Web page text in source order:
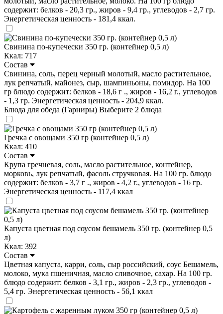
содержит: белков - 20,3 гр., жиров - 9,4 гр., углеводов - 2,7 гр.
Энергетическая ценность - 181,4 ккал.
Свинина по-купечески 350 гр. (контейнер 0,5 л)
Ккал: 717
Состав
Свинина, соль, перец черный молотый, масло растительное,
лук репчатый, майонез, сыр, шампиньоны, помидор. На 100
гр блюдо содержит: белков - 18,6 г ., жиров - 16,2 г., углеводов
- 1,3 гр. Энергетическая ценность - 204,9 ккал.
Блюда для обеда (Гарниры) Выберите 2 блюда
Гречка с овощами 350 гр (контейнер 0,5 л)
Ккал: 410
Состав
Крупа гречневая, соль, масло растительное, контейнер,
морковь, лук репчатый, фасоль стручковая. На 100 гр. блюдо
содержит: белков - 3,7 г ., жиров - 4,2 г., углеводов - 16 гр.
Энергетическая ценность - 117,4 ккал
Капуста цветная под соусом бешамель 350 гр. (контейнер 0,5
л)
Ккал: 392
Состав
Цветная капуста, карри, соль, сыр российский, соус Бешамель,
молоко, мука пшеничная, масло сливочное, сахар. На 100 гр.
блюдо содержит: белков - 3,1 гр., жиров - 2,3 гр., углеводов -
5,4 гр. Энергетическая ценность - 56,1 ккал